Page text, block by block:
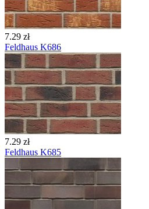
7.29 zł
Feldhaus K686
7.29 zł
Feldhaus K685